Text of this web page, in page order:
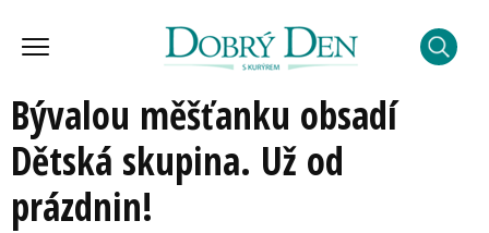
Bývalou měšťanku obsadí
Dětská skupina. Už od
prázdnin!